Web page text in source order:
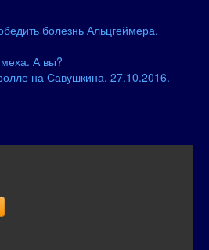
болезнь Альцгеймера.
А вы?
на Савушкина. 27.10.2016.